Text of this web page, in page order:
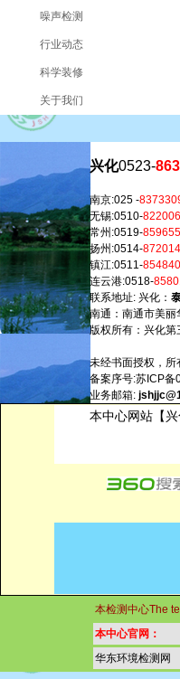
噪声检测
行业动态
科学装修
关于我们
兴化0523-
南京:025 -
无锡:0510-
常州:0519-
扬州:0514-
镇江:0511-
连云港:0518-
联系地址: 兴化：
南通：南通市美
版权所有：兴化第
未经书面授权，
备案序号:苏ICP
业务邮箱:
本中心网站【
本检测中心The
本中心官网：
华东环境检测网